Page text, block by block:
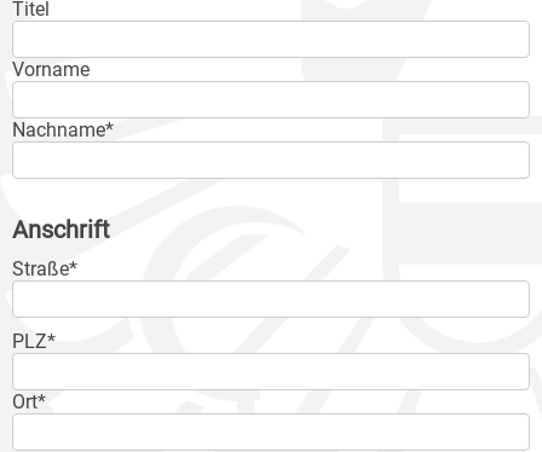
Titel
Vorname
Nachname*
Anschrift
Straße*
PLZ*
Ort*